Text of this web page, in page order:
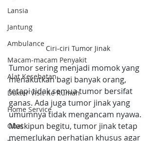
Lansia
Jantung
Ambulance
Macam-macam Penyakit
Alat Kesehatan
Dokter Visit Ke Rumah
Home Service
Obat
Ciri-ciri Tumor Jinak
Tumor sering menjadi momok yang
menakutkan bagi banyak orang,
tetapi tidak semua tumor bersifat
ganas. Ada juga tumor jinak yang
umumnya tidak mengancam nyawa.
Meskipun begitu, tumor jinak tetap
memerlukan perhatian khusus agar